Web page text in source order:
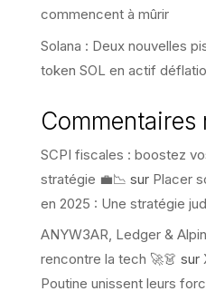
commencent à mûrir
Solana : Deux nouvelles
token SOL en actif
Commentaires
SCPI fiscales : boostez
stratégie 💼📉 sur Placer
en 2025 : Une stratégie
ANYW3AR, Ledger &
rencontre la tech 🚀👗 sur
Poutine unissent leurs